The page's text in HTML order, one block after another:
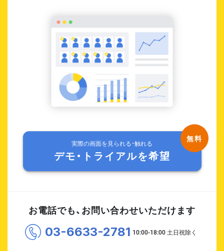
実際の画面を見られる・触れる
デモ・トライアルを希望
お電話でも、お問い合わせいただけます
03-6633-2781